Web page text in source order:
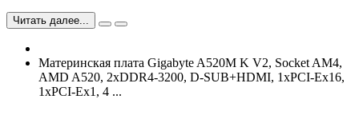
Читать далее...
Материнская плата Gigabyte A520M K V2, Socket AM4,
AMD A520, 2xDDR4-3200, D-SUB+HDMI, 1xPCI-Ex16,
1xPCI-Ex1, 4 ...